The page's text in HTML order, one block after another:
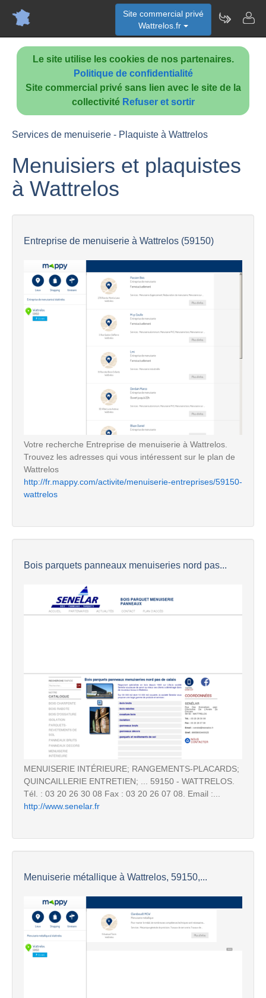
Le site utilise les cookies de nos partenaires.
Politique de confidentialité
Site commercial privé sans lien avec le site de la
collectivité Refuser et sortir
Site commercial privé
Wattrelos.fr
Services de menuiserie - Plaquiste à Wattrelos
Menuisiers et plaquistes
à Wattrelos
Entreprise de menuiserie à Wattrelos (59150)
Votre recherche Entreprise de menuiserie à Wattrelos.
Trouvez les adresses qui vous intéressent sur le plan de
Wattrelos
http://fr.mappy.com/activite/menuiserie-entreprises/59150-
wattrelos
Bois parquets panneaux menuiseries nord pas...
MENUISERIE INTÉRIEURE; RANGEMENTS-PLACARDS;
QUINCAILLERIE ENTRETIEN; ... 59150 - WATTRELOS.
Tél. : 03 20 26 30 08 Fax : 03 20 26 07 08. Email :...
http://www.senelar.fr
Menuiserie métallique à Wattrelos, 59150,...